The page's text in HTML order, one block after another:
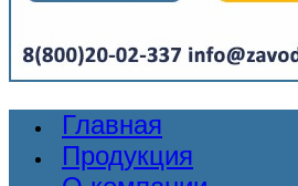
Главная
Продукция